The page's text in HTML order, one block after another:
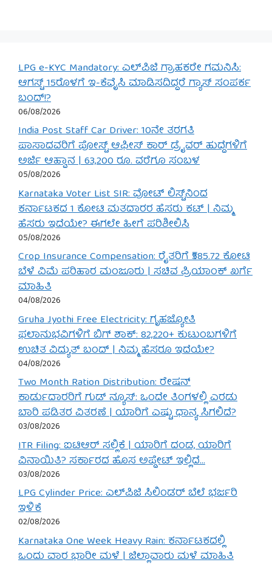
LPG e-KYC Mandatory: ಎಲ್‌ಪಿಜಿ ಗ್ರಾಹಕರೇ ಗಮನಿಸಿ:
ಆಗಸ್ಟ್ 15ರೊಳಗೆ ಇ-ಕೆವೈಸಿ ಮಾಡಿಸದಿದ್ದರೆ ಗ್ಯಾಸ್ ಸಂಪರ್ಕ
ಬಂದ್!?
06/08/2026
India Post Staff Car Driver: 10ನೇ ತರಗತಿ
ಪಾಸಾದವರಿಗೆ ಪೋಸ್ಟ್ ಆಫೀಸ್ ಕಾರ್ ಡ್ರೈವರ್ ಹುದ್ದೆಗಳಿಗೆ
ಅರ್ಜಿ ಆಹ್ವಾನ | 63,200 ರೂ. ವರೆಗೂ ಸಂಬಳ
05/08/2026
Karnataka Voter List SIR: ವೋಟ್ ಲಿಸ್ಟ್‌ನಿಂದ
ಕರ್ನಾಟಕದ 1 ಕೋಟಿ ಮತದಾರರ ಹೆಸರು ಕಟ್ | ನಿಮ್ಮ
ಹೆಸರು ಇದೆಯೇ? ಈಗಲೇ ಹೀಗೆ ಪರಿಶೀಲಿಸಿ
05/08/2026
Crop Insurance Compensation: ರೈತರಿಗೆ ₹585.72 ಕೋಟಿ
ಬೆಳೆ ವಿಮೆ ಪರಿಹಾರ ಮಂಜೂರು | ಸಚಿವ ಪ್ರಿಯಾಂಕ್ ಖರ್ಗೆ
ಮಾಹಿತಿ
04/08/2026
Gruha Jyothi Free Electricity: ಗೃಹಜ್ಯೋತಿ
ಫಲಾನುಭವಿಗಳಿಗೆ ಬಿಗ್ ಶಾಕ್: 82,220+ ಕುಟುಂಬಗಳಿಗೆ
ಉಚಿತ ವಿದ್ಯುತ್ ಬಂದ್ | ನಿಮ್ಮ ಹೆಸರೂ ಇದೆಯೇ?
04/08/2026
Two Month Ration Distribution: ರೇಷನ್
ಕಾರ್ಡುದಾರರಿಗೆ ಗುಡ್ ನ್ಯೂಸ್: ಒಂದೇ ತಿಂಗಳಲ್ಲಿ ಎರಡು
ಬಾರಿ ಪಡಿತರ ವಿತರಣೆ | ಯಾರಿಗೆ ಎಷ್ಟು ಧಾನ್ಯ ಸಿಗಲಿದೆ?
03/08/2026
ITR Filing: ಐಟಿಆರ್ ಸಲ್ಲಿಕೆ | ಯಾರಿಗೆ ದಂಡ, ಯಾರಿಗೆ
ವಿನಾಯಿತಿ? ಸರ್ಕಾರದ ಹೊಸ ಅಪ್ಡೇಟ್ ಇಲ್ಲಿದೆ…
03/08/2026
LPG Cylinder Price: ಎಲ್‌ಪಿಜಿ ಸಿಲಿಂಡರ್ ಬೆಲೆ ಭರ್ಜರಿ
ಇಳಿಕೆ
02/08/2026
Karnataka One Week Heavy Rain: ಕರ್ನಾಟಕದಲ್ಲಿ
ಒಂದು ವಾರ ಭಾರೀ ಮಳೆ | ಜಿಲ್ಲಾವಾರು ಮಳೆ ಮಾಹಿತಿ